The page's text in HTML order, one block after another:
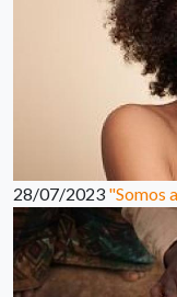
28/07/2023 "Somos